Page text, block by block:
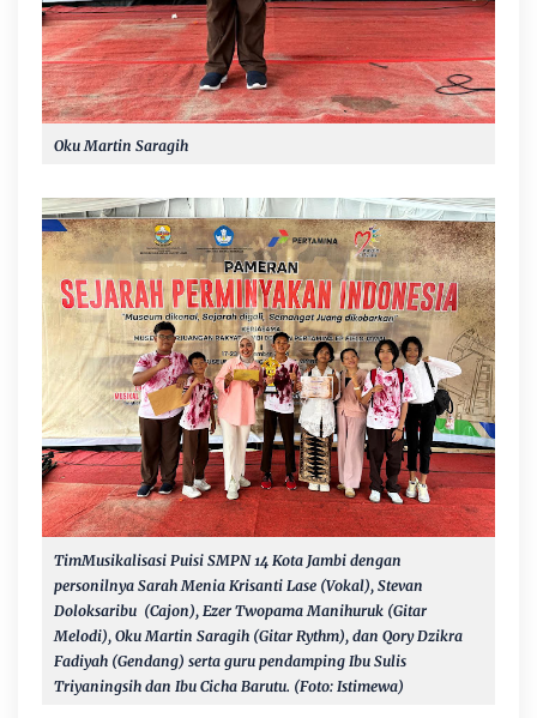
Oku Martin Saragih
TimMusikalisasi Puisi SMPN 14 Kota Jambi dengan
personilnya Sarah Menia Krisanti Lase (Vokal), Stevan
Doloksaribu (Cajon), Ezer Twopama Manihuruk (Gitar
Melodi), Oku Martin Saragih (Gitar Rythm), dan Qory Dzikra
Fadiyah (Gendang) serta guru pendamping Ibu Sulis
Triyaningsih dan Ibu Cicha Barutu. (Foto: Istimewa)